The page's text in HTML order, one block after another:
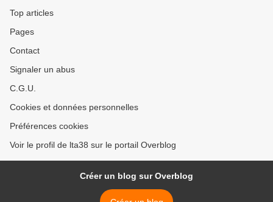
Top articles
Pages
Contact
Signaler un abus
C.G.U.
Cookies et données personnelles
Préférences cookies
Voir le profil de lta38 sur le portail Overblog
Créer un blog sur Overblog